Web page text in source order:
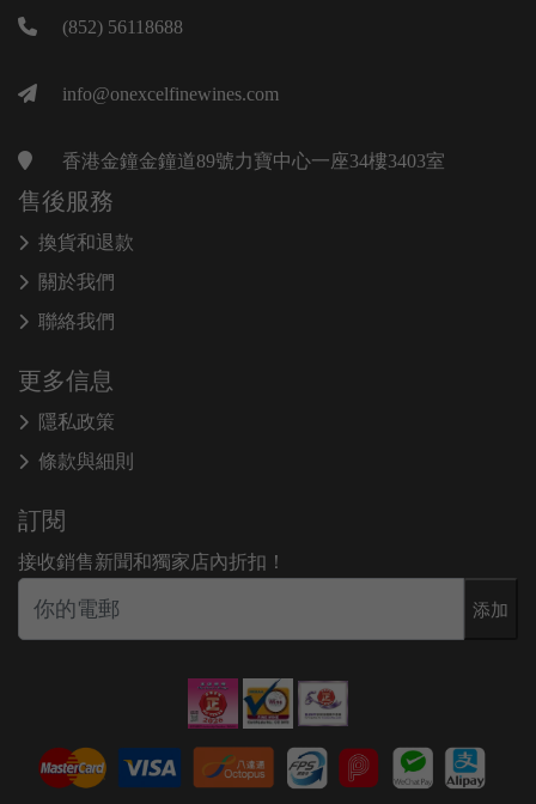
(852) 56118688
info@onexcelfinewines.com
香港金鐘金鐘道89號力寶中心一座34樓3403室
售後服務
換貨和退款
關於我們
聯絡我們
更多信息
隱私政策
條款與細則
訂閱
接收銷售新聞和獨家店內折扣！
添加